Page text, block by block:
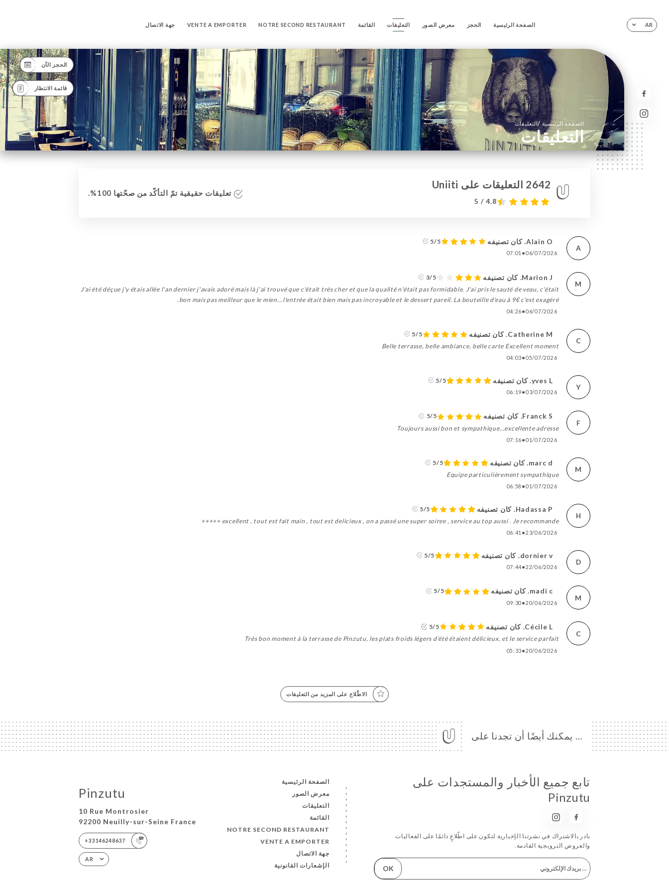
AR الصفحة الرئيسية الحجز معرض الصور التعليقات القائمة NOTRE SECOND RESTAURANT
VENTE A EMPORTER جهة الاتصال
الحجز الآن
قائمة الانتظار
الصفحة الرئيسية/التعليقات
التعليقات
2642 التعليقات على Uniiti
4.8 / 5
تعليقات حقيقية تمّ التأكّد من صحّتها 100%.
A
Alain O. كان تصنيفه 5/5
06/07/2026
•
07:01
M
Marion J. كان تصنيفه
3/5
J'ai été déçue j'y étais allée l'an dernier j'avais adoré mais là j'ai trouvé que c'était très cher et que la qualité n'était pas formidable. J'ai pris le sauté de veau, c'était
bon mais pas meilleur que le mien...l'entrée était bien mais pas incroyable et le dessert pareil. La bouteille d'eau à 9€ c'est exagéré.
06/07/2026
•
04:26
C
Catherine M. كان تصنيفه
5/5
Belle terrasse, belle ambiance, belle carte Excellent moment
05/07/2026
•
04:03
Y
yves L. كان تصنيفه 5/5
03/07/2026
•
06:19
F
Franck S. كان تصنيفه
5/5
Toujours aussi bon et sympathique…excellente adresse
01/07/2026
•
07:16
M
marc d. كان تصنيفه
5/5
Equipe particulièrement sympathique
01/07/2026
•
06:58
H
Hadassa P. كان تصنيفه
5/5
excellent , tout est fait main , tout est delicieux , on a passé une super soiree , service au top aussi . Je recommande +++++
23/06/2026
•
06:41
D
dornier v. كان تصنيفه 5/5
22/06/2026
•
07:44
M
madi c. كان تصنيفه 5/5
20/06/2026
•
09:30
C
Cécile L. كان تصنيفه
5/5
Très bon moment à la terrasse de Pinzutu, les plats froids légers d’été étaient délicieux, et le service parfait
20/06/2026
•
05:33
الاطّلاع على المزيد من التعليقات
… يمكنك أيضًا أن تجدنا على
Pinzutu
10 Rue Montrosier
92200 Neuilly-sur-Seine France
+33146248637
AR
الصفحة الرئيسية
معرض الصور
التعليقات
القائمة
NOTRE SECOND RESTAURANT
VENTE A EMPORTER
جهة الاتصال
الإشعارات القانونية
تابع جميع الأخبار والمستجدات على
Pinzutu
بادر بالاشتراك في نشرتنا الإخبارية لتكون على اطّلاعٍ دائمًا على الفعاليات
والعروض الترويجية القادمة.
OK